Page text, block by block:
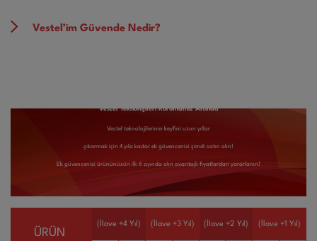
Vestel’im Güvende Nedir?
Vestel Teknolojileri Korumamız Altında
Vestel teknolojilerinin keyfini uzun yıllar
çıkarmak için 4 yıla kadar ek güvencenizi şimdi satın alın!
Ek güvencenizi ürününüzün ilk 6 ayında alın avantajlı fiyatlardan yararlanın!
ÜRÜN
(İlave +4 Yıl) (İlave +3 Yıl) (İlave +2 Yıl) (İlave +1 Yıl)